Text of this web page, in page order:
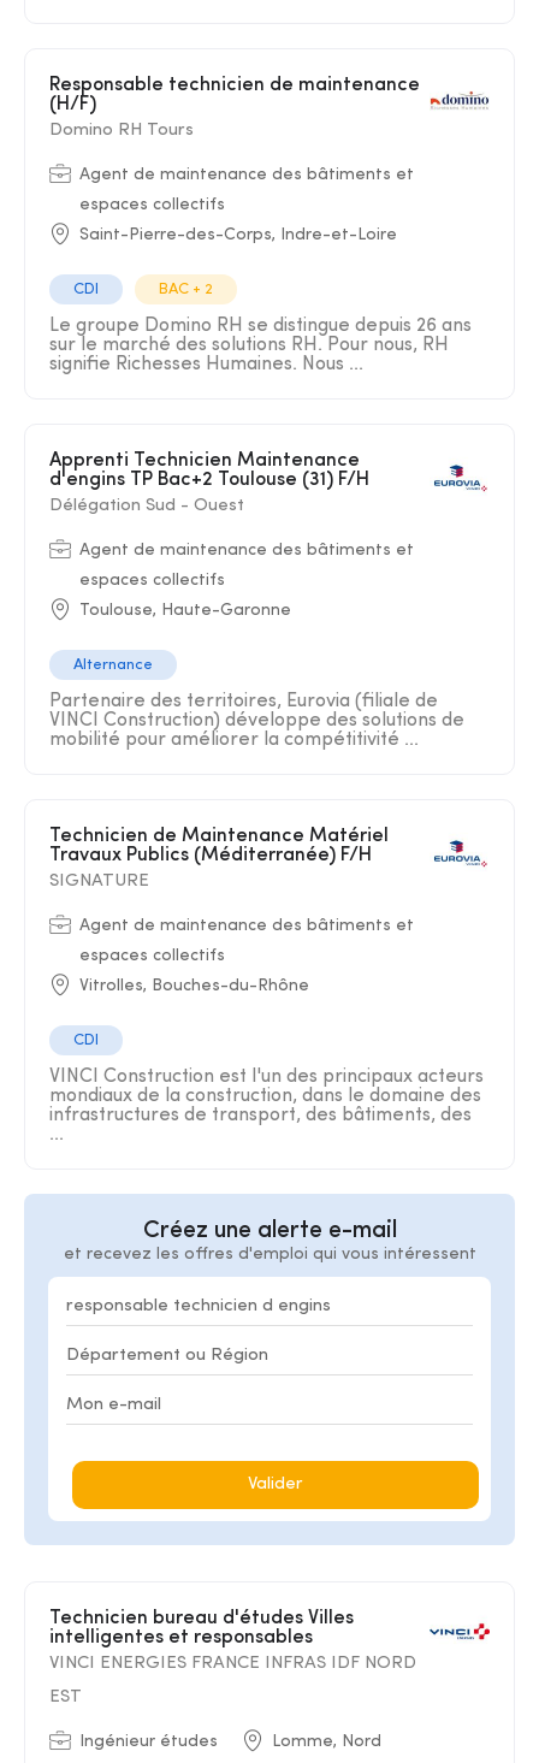
Responsable technicien de maintenance
(H/F)
Domino RH Tours
Agent de maintenance des bâtiments et
espaces collectifs
Saint-Pierre-des-Corps, Indre-et-Loire
CDI BAC + 2
Le groupe Domino RH se distingue depuis 26 ans
sur le marché des solutions RH. Pour nous, RH
signifie Richesses Humaines. Nous ...
Apprenti Technicien Maintenance
d'engins TP Bac+2 Toulouse (31) F/H
Délégation Sud - Ouest
Agent de maintenance des bâtiments et
espaces collectifs
Toulouse, Haute-Garonne
Alternance
Partenaire des territoires, Eurovia (filiale de
VINCI Construction) développe des solutions de
mobilité pour améliorer la compétitivité ...
Travaux Publics (Méditerranée) F/H
SIGNATURE
Agent de maintenance des bâtiments et
espaces collectifs
Vitrolles, Bouches-du-Rhône
CDI
VINCI Construction est l'un des principaux acteurs
mondiaux de la construction, dans le domaine des
infrastructures de transport, des bâtiments, des
...
Créez une alerte e-mail
et recevez les offres d'emploi qui vous intéressent
Valider
intelligentes et responsables
VINCI ENERGIES FRANCE INFRAS IDF NORD
EST
Ingénieur études Lomme, Nord